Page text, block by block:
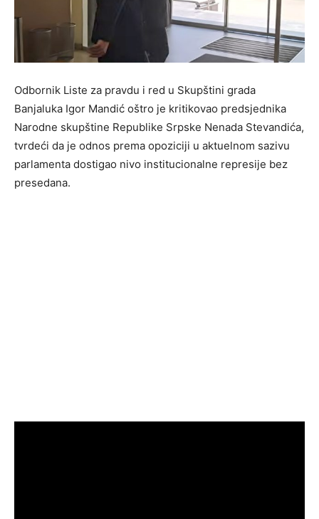
Odbornik Liste za pravdu i red u Skupštini grada
Banjaluka Igor Mandić oštro je kritikovao predsjednika
Narodne skupštine Republike Srpske Nenada Stevandića,
tvrdeći da je odnos prema opoziciji u aktuelnom sazivu
parlamenta dostigao nivo institucionalne represije bez
presedana.